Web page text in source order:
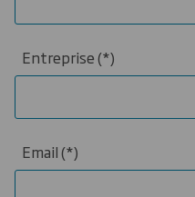
Entreprise
Email